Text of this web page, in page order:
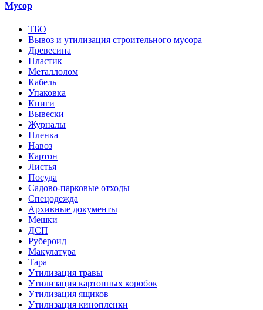
Мусор
ТБО
Вывоз и утилизация строительного мусора
Древесина
Пластик
Металлолом
Кабель
Упаковка
Книги
Вывески
Журналы
Пленка
Навоз
Картон
Листья
Посуда
Садово-парковые отходы
Спецодежда
Архивные документы
Мешки
ДСП
Рубероид
Макулатура
Тара
Утилизация травы
Утилизация картонных коробок
Утилизация ящиков
Утилизация кинопленки